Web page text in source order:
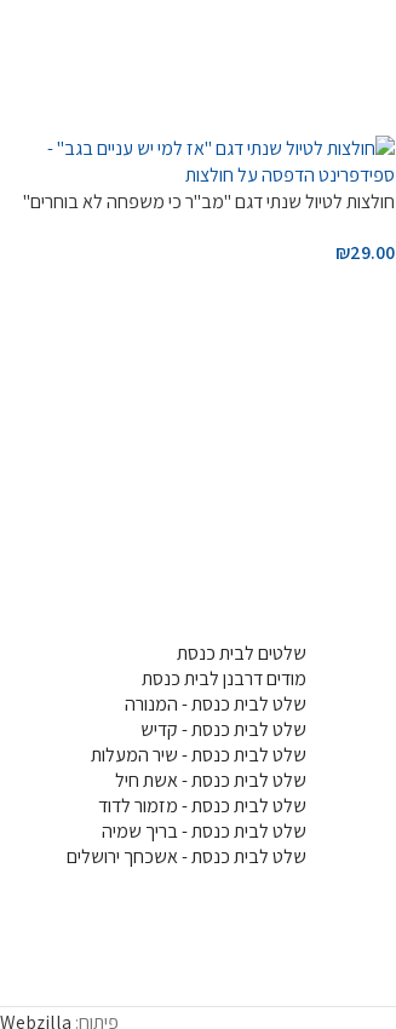
חולצות לטיול שנתי דגם "מב"ר כי משפחה לא בוחרים"
₪29.00
שלטים לבית כנסת
מודים דרבנן לבית כנסת
שלט לבית כנסת - המנורה
שלט לבית כנסת - קדיש
שלט לבית כנסת - שיר המעלות
שלט לבית כנסת - אשת חיל
שלט לבית כנסת - מזמור לדוד
שלט לבית כנסת - בריך שמיה
שלט לבית כנסת - אשכחך ירושלים
פיתוח: Webzilla